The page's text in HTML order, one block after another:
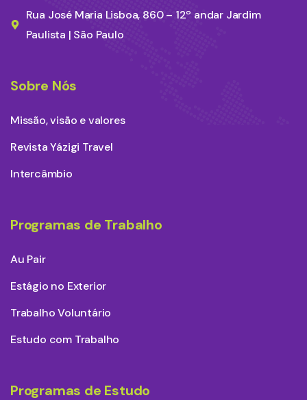
Rua José Maria Lisboa, 860 – 12º andar Jardim
Paulista | São Paulo
Sobre Nós
Missão, visão e valores
Revista Yázigi Travel
Intercâmbio
Programas de Trabalho
Au Pair
Estágio no Exterior
Trabalho Voluntário
Estudo com Trabalho
Programas de Estudo